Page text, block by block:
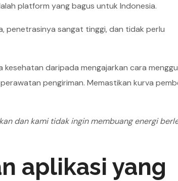
platform yang bagus untuk Indonesia.
penetrasinya sangat tinggi, dan tidak perlu
kesehatan daripada mengajarkan cara
pengiriman. Memastikan kurva
dan kami tidak ingin membuang energi
aplikasi yang